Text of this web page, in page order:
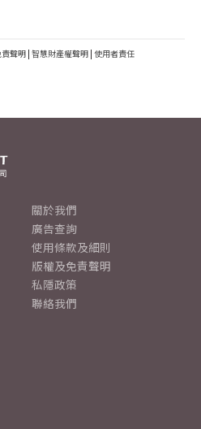
聲明 | 智慧財產權聲明 | 使用者責任
關於我們
廣告查詢
使用條款及細則
版權及免責聲明
私隱政策
聯絡我們